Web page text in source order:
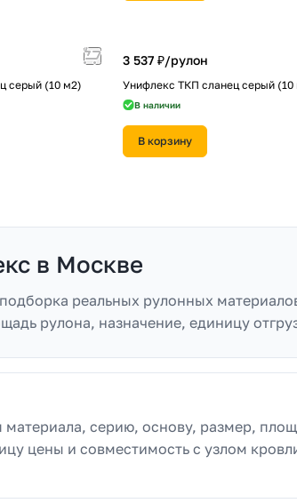
серый (10 м2)
3 537 ₽/рулон
Унифлекс ТКП сланец серый (10
В наличии
В корзину
в Москве
реальных рулонных
рулона, назначение, единицу
материала, серию, основу, размер,
цены и совместимость с узлом